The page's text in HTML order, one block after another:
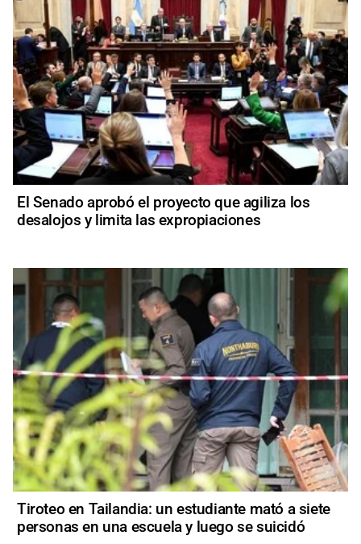
El Senado aprobó el proyecto que agiliza los
desalojos y limita las expropiaciones
Tiroteo en Tailandia: un estudiante mató a siete
personas en una escuela y luego se suicidó